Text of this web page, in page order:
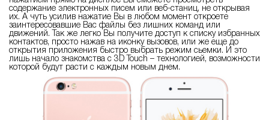
содержание электронных писем или веб-станиц, не открывая
их. А чуть усилив нажатие Вы в любом момент откроете
заинтересовавшие Вас файлы без лишних команд или
движений. Так же легко Вы получите доступ к списку избранных
контактов, просто нажав на иконку вызовов, или же еще до
открытия приложения быстро выбрать режим сьемки. И это
лишь начало знакомства с 3D Touch – технологией, возможности
которой будут расти с каждым новым днем.